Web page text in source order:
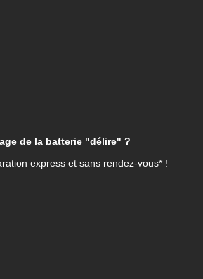
de la batterie "délire" ?
express et sans rendez-vous* !